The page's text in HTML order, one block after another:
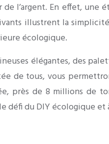
l’argent. En effet, une
illustrent la
écologique.
élégantes, des
de tous, vous
près de 8 millions de
défi du DIY écologique